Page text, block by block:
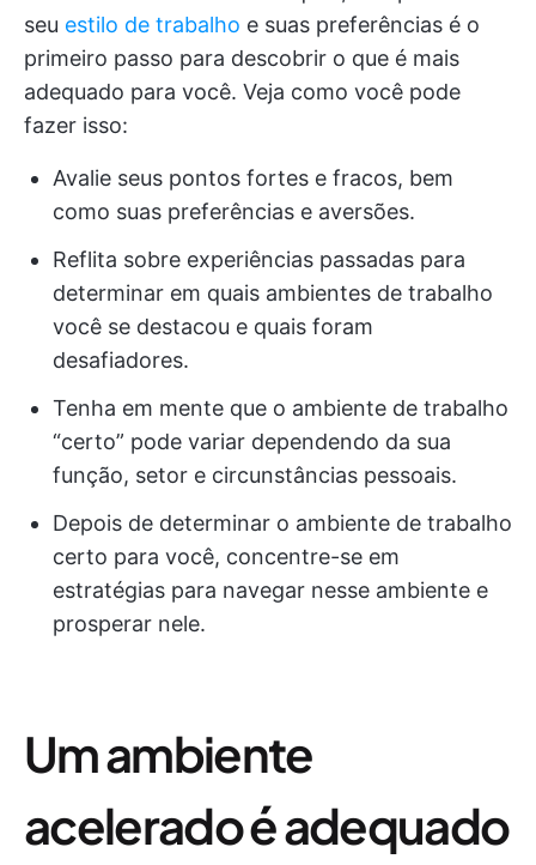
seu estilo de trabalho e suas preferências é o
primeiro passo para descobrir o que é mais
adequado para você. Veja como você pode
fazer isso:
Avalie seus pontos fortes e fracos, bem
como suas preferências e aversões.
Reflita sobre experiências passadas para
determinar em quais ambientes de trabalho
você se destacou e quais foram
desafiadores.
Tenha em mente que o ambiente de trabalho
“certo” pode variar dependendo da sua
função, setor e circunstâncias pessoais.
Depois de determinar o ambiente de trabalho
certo para você, concentre-se em
estratégias para navegar nesse ambiente e
prosperar nele.
Um ambiente
acelerado é adequado